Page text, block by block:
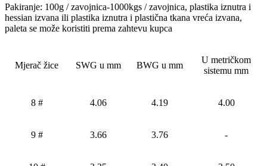
Pakiranje: 100g / zavojnica-1000kgs / zavojnica, plastika iznutra i
hessian izvana ili plastika iznutra i plastična tkana vreća izvana,
paleta se može koristiti prema zahtevu kupca
Mjerač žice SWG u mm BWG u mm
U metričkom
sistemu mm
8 # 4.06 4.19 4.00
9 # 3.66 3.76 -